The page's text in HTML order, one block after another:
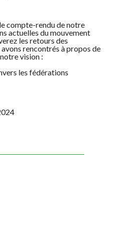
compte-rendu de notre
actuelles du mouvement
les retours des
rencontrés à propos de
vision :
les fédérations